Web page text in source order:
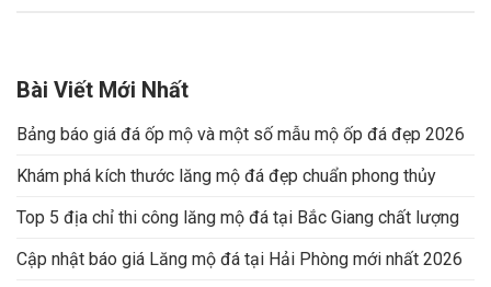
Bài Viết Mới Nhất
Bảng báo giá đá ốp mộ và một số mẫu mộ ốp đá đẹp 2026
Khám phá kích thước lăng mộ đá đẹp chuẩn phong thủy
Top 5 địa chỉ thi công lăng mộ đá tại Bắc Giang chất lượng
Cập nhật báo giá Lăng mộ đá tại Hải Phòng mới nhất 2026